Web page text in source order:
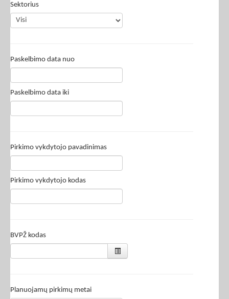
Sektorius
Paskelbimo data nuo
Paskelbimo data iki
Pirkimo vykdytojo pavadinimas
Pirkimo vykdytojo kodas
BVPŽ kodas
Planuojamų pirkimų metai